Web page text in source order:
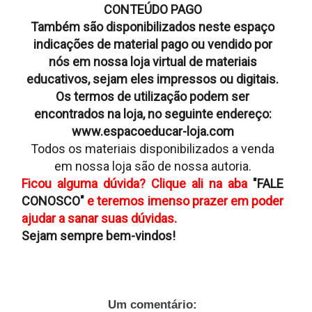
CONTEÚDO PAGO
Também são disponibilizados neste espaço
indicações de material pago ou vendido por
nós em nossa loja virtual de materiais
educativos, sejam eles impressos ou digitais.
Os termos de utilização podem ser
encontrados na loja, no seguinte endereço:
www.espacoeducar-loja.com
Todos os materiais disponibilizados a venda
em nossa loja são de nossa autoria.
Ficou alguma dúvida? Clique ali na aba "FALE
CONOSCO" e teremos imenso prazer em poder
ajudar a sanar suas dúvidas.
Sejam sempre bem-vindos!
Um comentário: